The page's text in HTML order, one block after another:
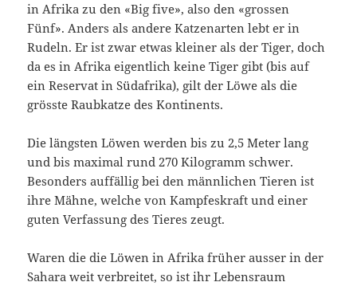
in Afrika zu den «Big five», also den «grossen
Fünf». Anders als andere Katzenarten lebt er in
Rudeln. Er ist zwar etwas kleiner als der Tiger, doch
da es in Afrika eigentlich keine Tiger gibt (bis auf
ein Reservat in Südafrika), gilt der Löwe als die
grösste Raubkatze des Kontinents.
Die längsten Löwen werden bis zu 2,5 Meter lang
und bis maximal rund 270 Kilogramm schwer.
Besonders auffällig bei den männlichen Tieren ist
ihre Mähne, welche von Kampfeskraft und einer
guten Verfassung des Tieres zeugt.
Waren die die Löwen in Afrika früher ausser in der
Sahara weit verbreitet, so ist ihr Lebensraum